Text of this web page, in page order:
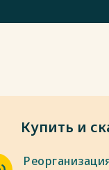
Купить и